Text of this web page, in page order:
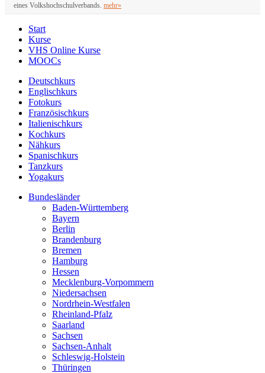
eines Volkshochschulverbands. mehr»
Start
Kurse
VHS Online Kurse
MOOCs
Deutschkurs
Englischkurs
Fotokurs
Französischkurs
Italienischkurs
Kochkurs
Nähkurs
Spanischkurs
Tanzkurs
Yogakurs
Bundesländer
Baden-Württemberg
Bayern
Berlin
Brandenburg
Bremen
Hamburg
Hessen
Mecklenburg-Vorpommern
Niedersachsen
Nordrhein-Westfalen
Rheinland-Pfalz
Saarland
Sachsen
Sachsen-Anhalt
Schleswig-Holstein
Thüringen